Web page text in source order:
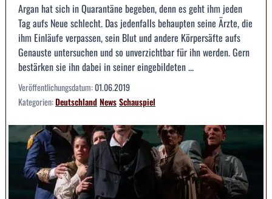
Argan hat sich in Quarantäne begeben, denn es geht ihm jeden
Tag aufs Neue schlecht. Das jedenfalls behaupten seine Ärzte, die
ihm Einläufe verpassen, sein Blut und andere Körpersäfte aufs
Genauste untersuchen und so unverzichtbar für ihn werden. Gern
bestärken sie ihn dabei in seiner eingebildeten ...
Veröffentlichungsdatum:01.06.2019
Kategorien:DeutschlandNewsSchauspiel